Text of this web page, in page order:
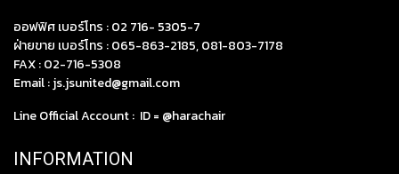
ออฟฟิศ เบอร์โทร :02 716- 5305-7
ฝ่ายขาย เบอร์โทร :065-863-2185,081-803-7178
FAX : 02-716-5308
Email :js.jsunited@gmail.com
Line Official Account : ID = @harachair
INFORMATION